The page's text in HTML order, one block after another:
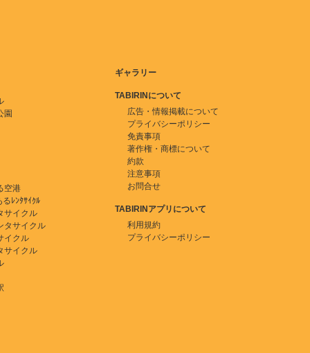
園
空港
ﾚﾝﾀｻｲｸﾙ
サイクル
タサイクル
イクル
サイクル
ギャラリー
TABIRINについて
広告・情報掲載について
プライバシーポリシー
免責事項
著作権・商標について
約款
注意事項
お問合せ
TABIRINアプリについて
利用規約
プライバシーポリシー